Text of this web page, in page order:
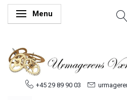
Skifte navigation
Menu
+45 29 89 90 03